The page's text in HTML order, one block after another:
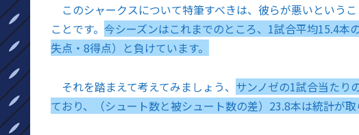
このシャークスについて特筆すべきは、彼らが悪いという
ことです。 今シーズンはこれまでのところ、1試合平均15.4本
失点・8得点）と負けています。
それを踏まえて考えてみましょう、 サンノゼの1試合当たり
ており、（シュート数と被シュート数の差）23.8本は統計が